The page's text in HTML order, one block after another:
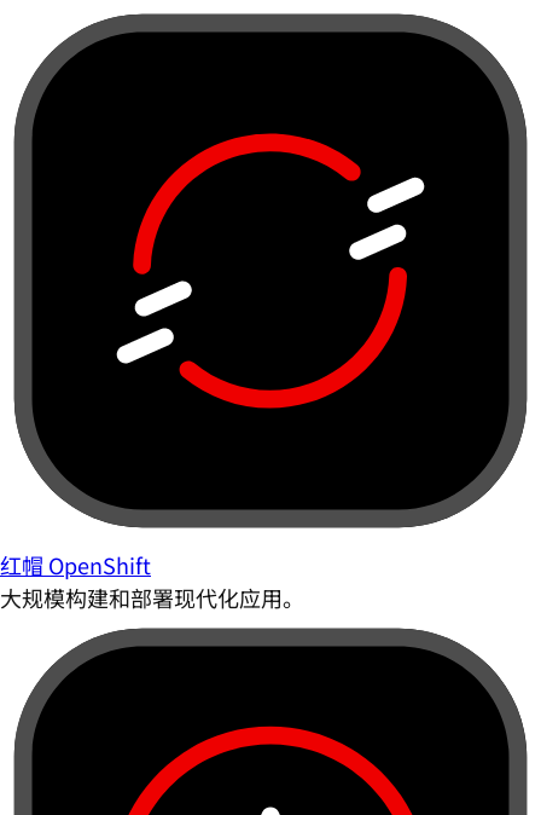
红帽 OpenShift
大规模构建和部署现代化应用。